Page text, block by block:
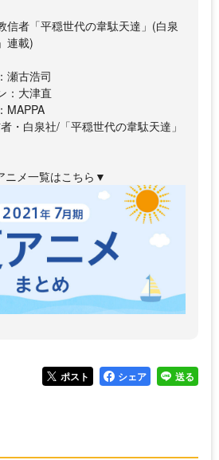
信者「平穏世代の韋駄天達」(白泉
連載)
瀬古浩司
：大津直
MAPPA
・白泉社/「平穏世代の韋駄天達」
ニメ一覧はこちら▼
ポスト シェア 送る